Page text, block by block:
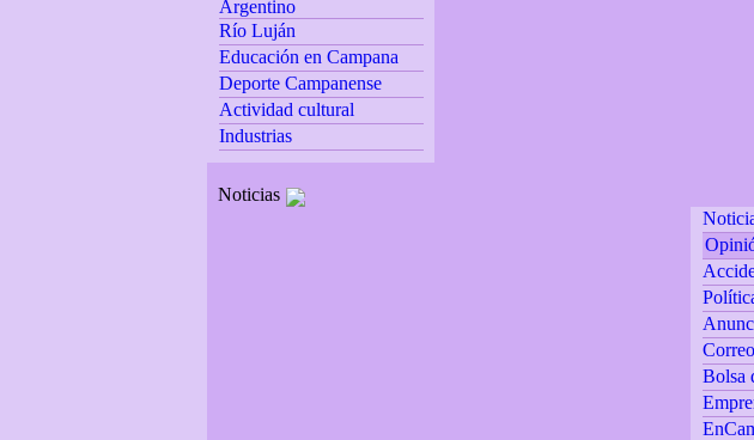
Argentino
Río Luján
Educación en Campana
Deporte Campanense
Actividad cultural
Industrias
Noticias
Bolsa